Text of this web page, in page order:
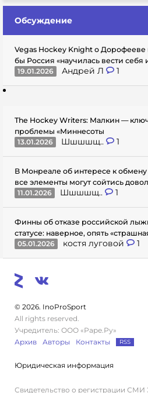
Обсуждение
Vegas Hockey Knight о
бы Россия «научилась вести себя
19.01.2026
Андрей Л 1
The Hockey Writers: Малкин —
проблемы «Миннесоты
13.01.2026
Шшшшщ.. 1
В Монреале об интересе к
все элементы могут сойтись
11.01.2026
Шшшшщ.. 1
Финны об отказе российской
статусе: наверное, опять
05.01.2026
костя луговой 1
© 2026. InoProSport
All rights reserved.
Учредитель: ООО «Раре.Ру»
Архив
Авторы Контакты RSS
Юридическая информация
Свидетельство о регистрации